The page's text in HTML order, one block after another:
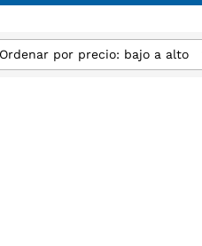
Ordenar por precio: bajo a alto